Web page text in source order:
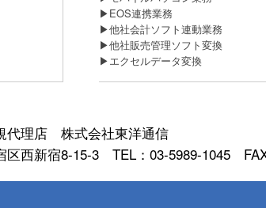
▶EOS連携業務
▶他社会計ソフト連動業務
▶他社販売管理ソフト変換
▶エクセルデータ変換
代理店 株式会社東洋通信
区西新宿8-15-3 TEL：03-5989-1045